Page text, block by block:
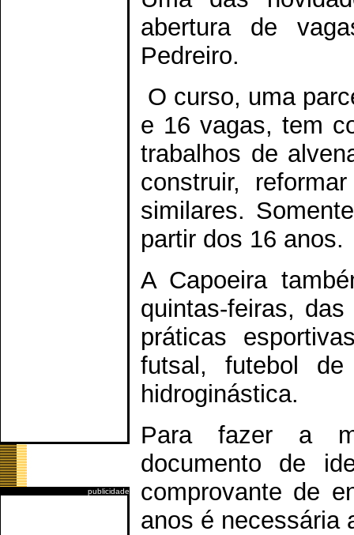
publicidade
abertura de
Pedreiro.
O curso, uma
e 16 vagas, tem
trabalhos de
construir,
similares.
partir dos 16 anos.
A Capoeira
quintas-feiras,
práticas
futsal, futebol
hidroginástica.
Para fazer a
documento de
comprovante de
anos é necessária